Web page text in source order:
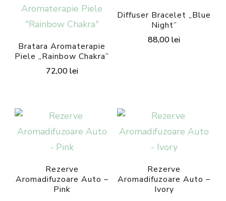
Bratara Aromaterapie
Piele „Rainbow Chakra”
72,00lei
are
mai
multe
variații.
Opțiunile
Diffuser Bracelet „Blue
Night”
88,00lei
multe
variații.
Opțiunile
pot
fi
alese
Rezerve
Aromadifuzoare Auto –
Pink
Rezerve
Aromadifuzoare Auto –
Ivory